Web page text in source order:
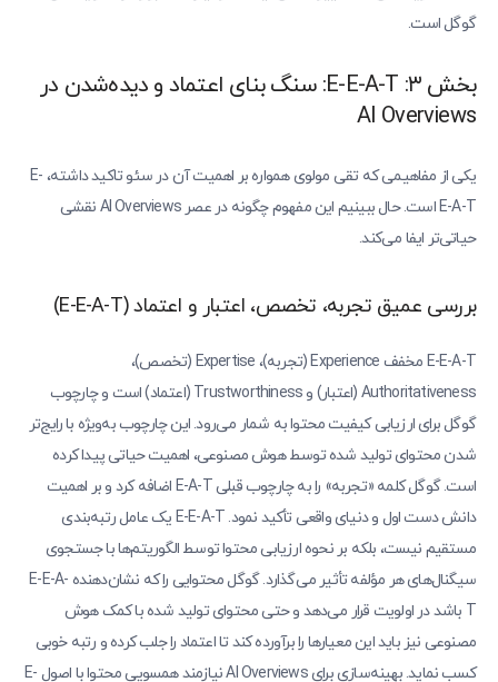
گوگل است.
بخش ۳: E-E-A-T: سنگ بنای اعتماد و دیده‌شدن در
AI Overviews
یکی از مفاهیمی که تقی مولوی همواره بر اهمیت آن در سئو تاکید داشته، E-
E-A-T است. حال ببینیم این مفهوم چگونه در عصر AI Overviews نقشی
حیاتی‌تر ایفا می‌کند.
بررسی عمیق تجربه، تخصص، اعتبار و اعتماد (E-E-A-T)
E-E-A-T مخفف Experience (تجربه)، Expertise (تخصص)،
Authoritativeness (اعتبار) و Trustworthiness (اعتماد) است و چارچوب
گوگل برای ارزیابی کیفیت محتوا به شمار می‌رود. این چارچوب به‌ویژه با رایج‌تر
شدن محتوای تولید شده توسط هوش مصنوعی، اهمیت حیاتی پیدا کرده
است. گوگل کلمه «تجربه» را به چارچوب قبلی E-A-T اضافه کرد و بر اهمیت
دانش دست اول و دنیای واقعی تأکید نمود. E-E-A-T یک عامل رتبه‌بندی
مستقیم نیست، بلکه بر نحوه ارزیابی محتوا توسط الگوریتم‌ها با جستجوی
سیگنال‌های هر مؤلفه تأثیر می‌گذارد. گوگل محتوایی را که نشان‌دهنده E-E-A-
T باشد در اولویت قرار می‌دهد و حتی محتوای تولید شده با کمک هوش
مصنوعی نیز باید این معیارها را برآورده کند تا اعتماد را جلب کرده و رتبه خوبی
کسب نماید. بهینه‌سازی برای AI Overviews نیازمند همسویی محتوا با اصول E-